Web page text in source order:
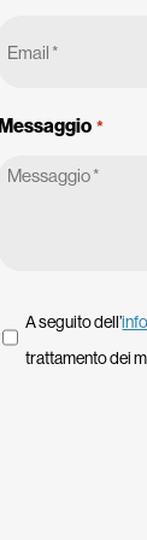
Messaggio *
A seguito dell’
trattamento dei